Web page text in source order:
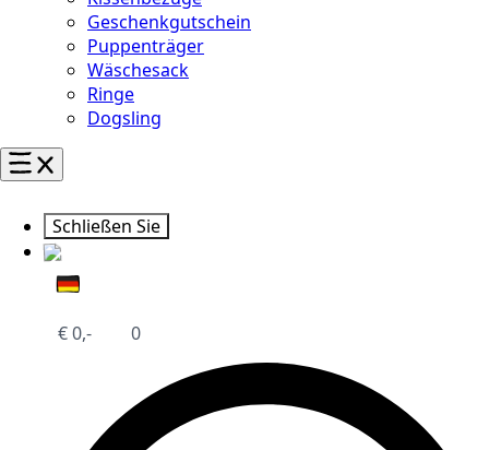
Geschenkgutschein
Puppenträger
Wäschesack
Ringe
Dogsling
Schließen Sie
€0,- 0